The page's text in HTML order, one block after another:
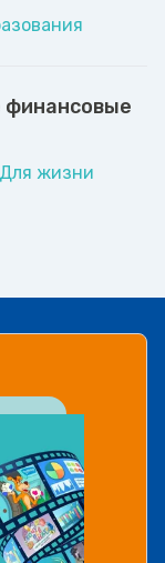
Для жизни